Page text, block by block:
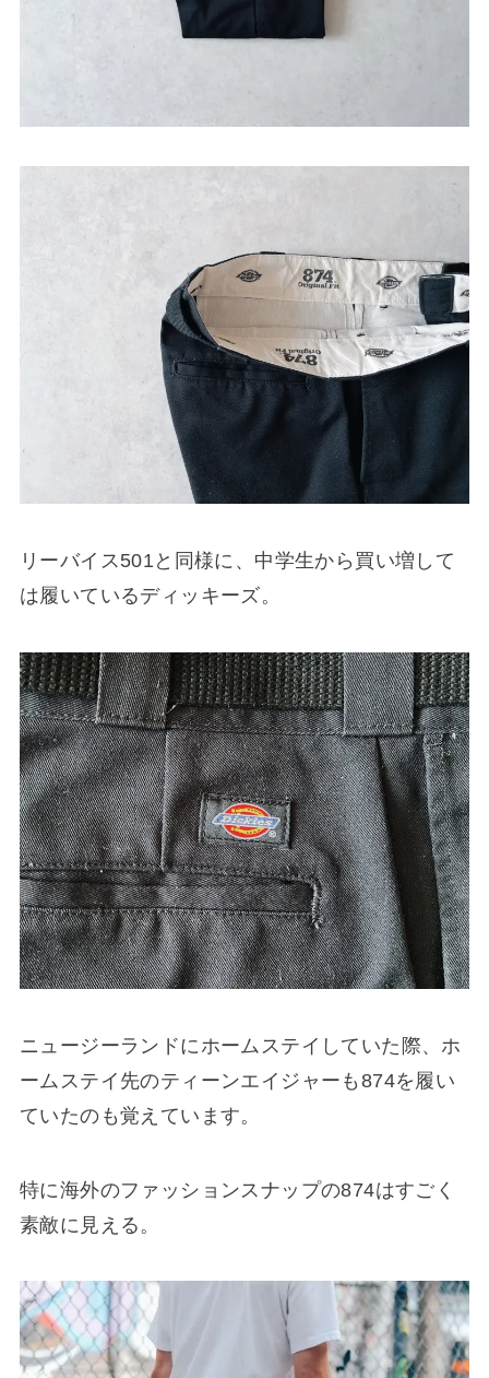
リーバイス501と同様に、中学生から買い増して
は履いているディッキーズ。
ニュージーランドにホームステイしていた際、ホ
ームステイ先のティーンエイジャーも874を履い
ていたのも覚えています。
特に海外のファッションスナップの874はすごく
素敵に見える。